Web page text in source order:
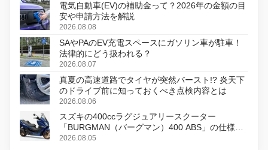
電気自動車(EV)の補助金って？2026年の金額の目
安や申請方法を解説
2026.08.08
SAやPAのEV充電スペースにガソリン車が駐車！
法律的にどう扱われる？
2026.08.07
真夏の高速道路でタイヤが突然バースト!? 炎天下
のドライブ前に知っておくべき点検内容とは
2026.08.06
スズキの400ccラグジュアリースクーター
「BURGMAN（バーグマン）400 ABS」の仕様を
変更し、8月18日に発売
2026.08.05